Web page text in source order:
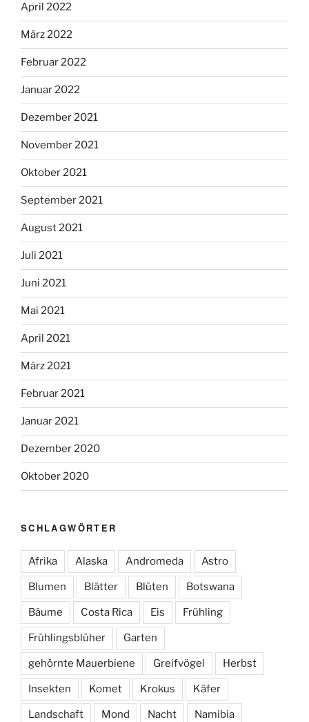
April 2022
März 2022
Februar 2022
Januar 2022
Dezember 2021
November 2021
Oktober 2021
September 2021
August 2021
Juli 2021
Juni 2021
Mai 2021
April 2021
März 2021
Februar 2021
Januar 2021
Dezember 2020
Oktober 2020
SCHLAGWÖRTER
Afrika Alaska Andromeda Astro
Blumen Blätter Blüten Botswana
Bäume Costa Rica Eis Frühling
Frühlingsblüher Garten
gehörnte Mauerbiene Greifvögel Herbst
Insekten Komet Krokus Käfer
Landschaft Mond Nacht Namibia